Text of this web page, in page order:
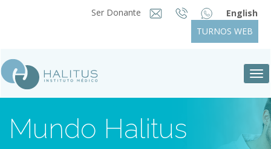
Ser Donante
English
TURNOS WEB
Mundo Halitus